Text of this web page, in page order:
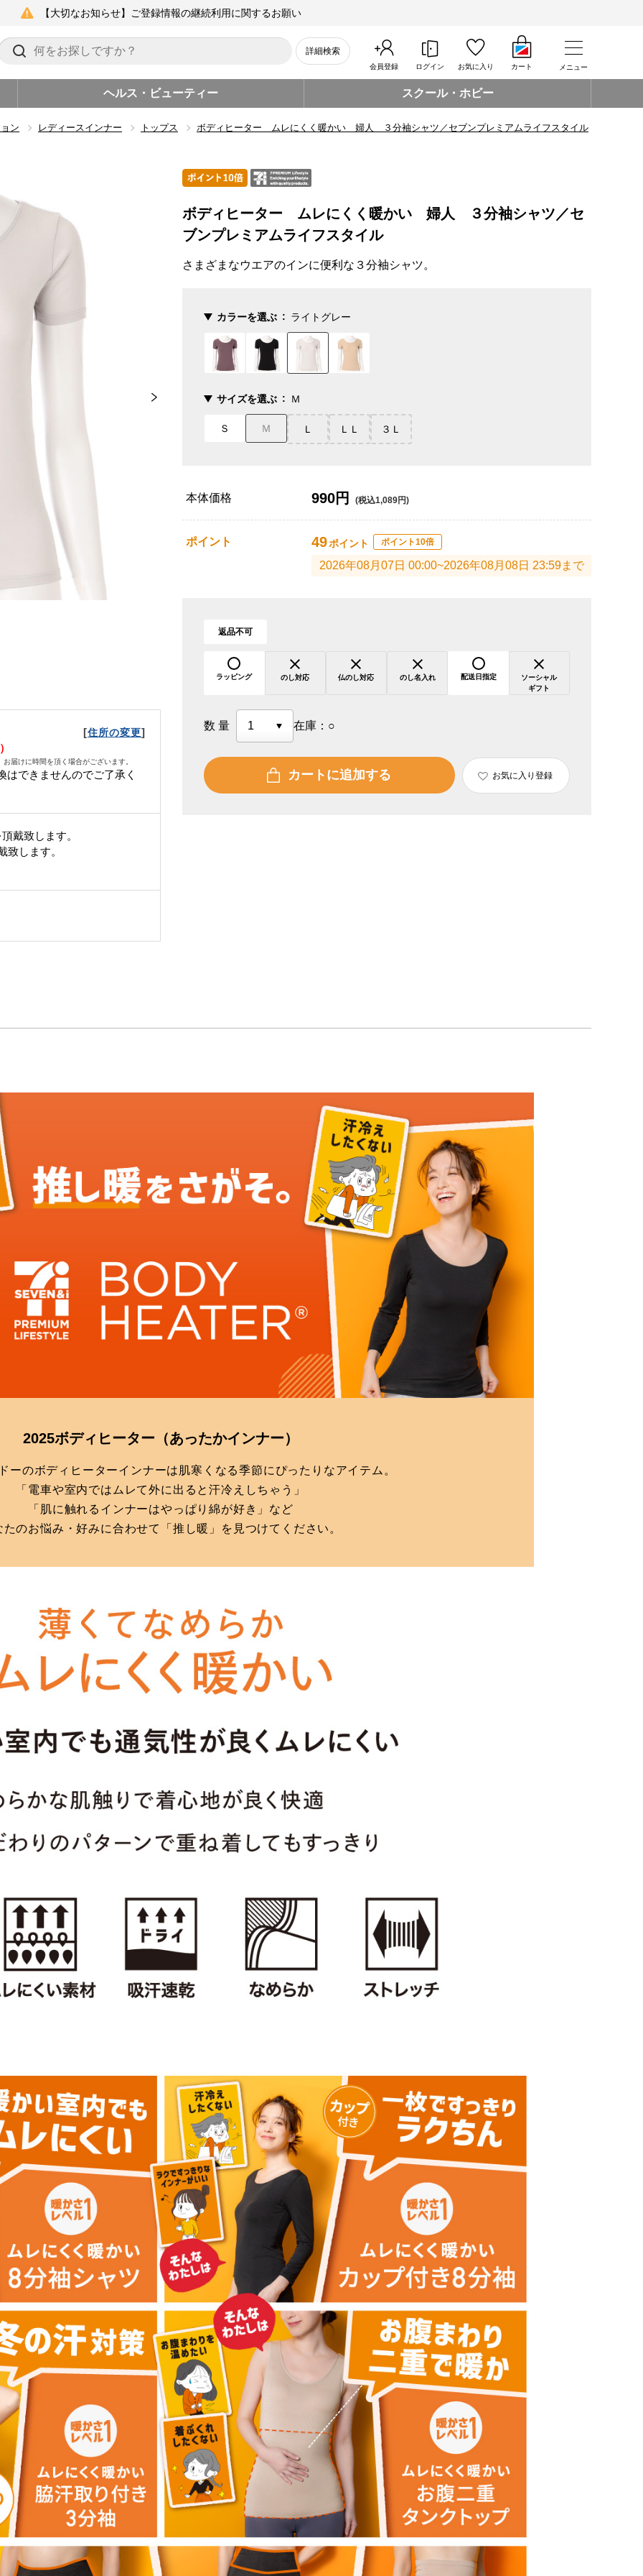
【大切なお知らせ】ご登録情報の継続利用に関するお願い
詳細検索
会員登録 ログイン お気に入り カート メニュー
ヘルス・ビューティー スクール・ホビー
ン レディースインナー トップス ボディヒーター ムレにくく暖かい 婦人 ３分袖シャツ／セブンプレミアムライフスタイル
[住所の変更]
届けに時間を頂く場合がございます。
はできませんのでご了承く
戴致します。
致します。
ボディヒーター ムレにくく暖かい 婦人 ３分袖シャツ／セ
ブンプレミアムライフスタイル
さまざまなウエアのインに便利な３分袖シャツ。
カラーを選ぶ ライトグレー
サイズを選ぶ Ｍ
Ｓ Ｍ Ｌ ＬＬ ３Ｌ
本体価格 990円 (税込1,089円)
ポイント 49ポイント ポイント10倍
2026年08月07日 00:00~2026年08月08日 23:59まで
返品不可
ラッピング のし対応 仏のし対応 のし名入れ 配送日指定
ソーシャル
ギフト
数量 在庫： ○
カートに追加する お気に入り登録
2025ボディヒーター （あったかインナー）
ーのボディヒーターインナーは肌寒くなる季節にぴったりなアイテム。
「電車や室内ではムレて外に出ると汗冷えしちゃう」
「肌に触れるインナーはやっぱり綿が好き」など
たのお悩み・好みに合わせて「推し暖」を見つけてください。